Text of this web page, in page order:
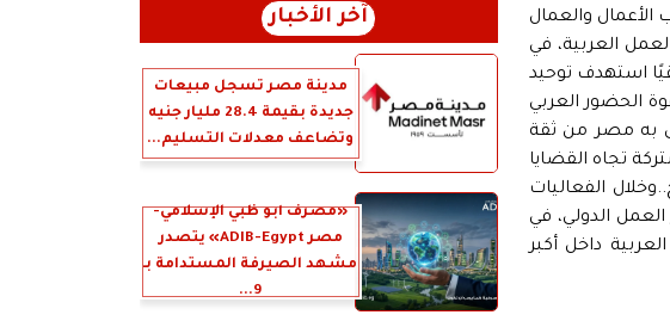
والعمال
العربية، في
استهدف توحيد
الحضور العربي
به مصر من ثقة
تجاه القضايا
الفعاليات
رداد لإلقاء كلمتها أمام الجلسة العامة للدورة الـ114 لمؤتمر العمل الدولي، في
داخل أكبر
آخر الأخبار
مدينة مصر تسجل مبيعات
جديدة بقيمة 28.4 مليار جنيه
وتضاعف معدلات التسليم...
«مصرف أبو ظبي الإسلامي-
مصر ADIB-Egypt» يتصدر
مشهد الصيرفة المستدامة بـ
9...